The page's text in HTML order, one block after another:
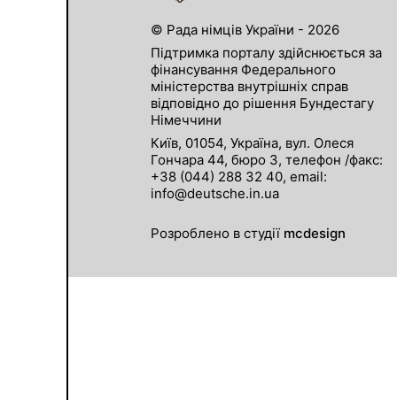
© Рада німців України - 2026
Підтримка порталу здійснюється за
фінансування Федерального
міністерства внутрішніх справ
відповідно до рішення Бундестагу
Німеччини
Київ, 01054, Україна, вул. Олеся
Гончара 44, бюро 3, телефон /факс:
+38 (044) 288 32 40, email:
info@deutsche.in.ua
Розроблено в студії mcdesign